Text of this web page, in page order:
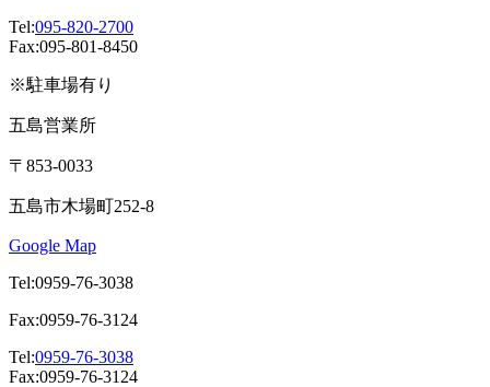
Tel:095-820-2700
Fax:095-801-8450
※駐車場有り
五島営業所
〒853-0033
五島市木場町252-8
Google Map
Tel:0959-76-3038
Fax:0959-76-3124
Tel:0959-76-3038
Fax:0959-76-3124